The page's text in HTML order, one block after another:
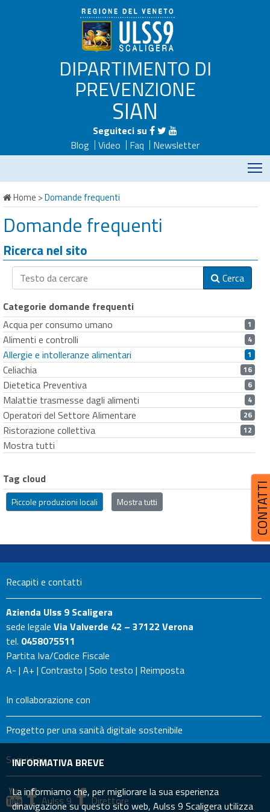
DIPARTIMENTO DI
PREVENZIONE
SIAN
Seguiteci su
Blog
Video Faq
Newsletter
Home >Domande frequenti
Domande frequenti
Ricerca nel sito
Cerca
Categorie domande frequenti
Acqua per consumo umano
1
Alimenti e controlli 4
Allergie e intolleranze alimentari 1
Celiachia 16
Dietetica Preventiva 6
Malattie trasmesse dagli alimenti 4
Operatori del Settore Alimentare 26
Ristorazione collettiva 12
Mostra tutti
Tag cloud
Piccole produzioni locali Mostra tutti
Recapiti e contatti
Azienda Ulss 9 Scaligera
sede legale Via Valverde 42 – 37122 Verona
tel. 0458075511
Partita Iva/Codice Fiscale
A- | A+ | Contrasto | Solo testo | Reimposta
In collaborazione con
Progetto per una sanità digitale sostenibile
Seguici su
Aulss 9 Direttore
INFORMATIVA BREVE
La informiamo che, per migliorare la sua esperienza
dinavigazione su questo sito web, Aulss 9 Scaligera utilizza